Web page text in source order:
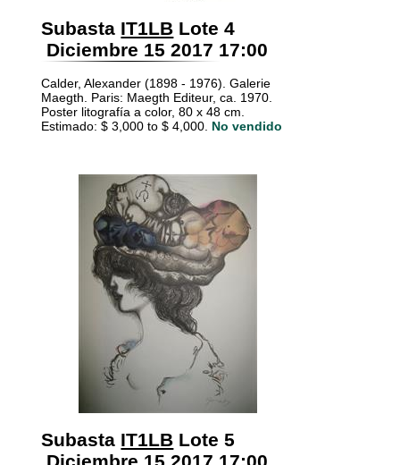
Subasta IT1LB Lote 4
Diciembre 15 2017 17:00
Calder, Alexander (1898 - 1976). Galerie
Maegth. Paris: Maegth Editeur, ca. 1970.
Poster litografía a color, 80 x 48 cm.
Estimado: $ 3,000 to $ 4,000. No vendido
Subasta IT1LB Lote 5